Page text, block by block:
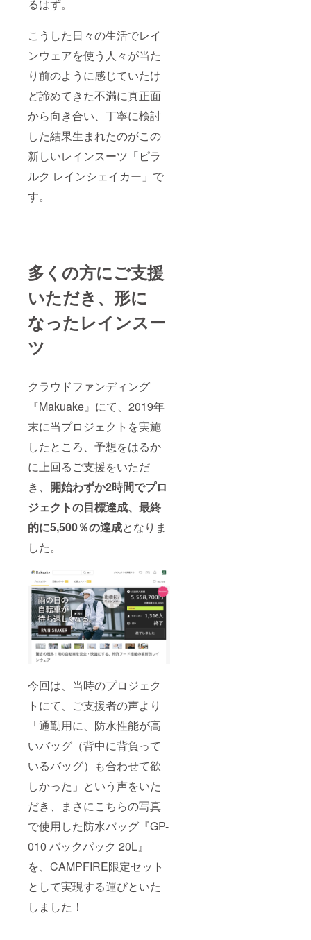
るはず。
こうした日々の生活でレイ
ンウェアを使う人々が当た
り前のように感じていたけ
ど諦めてきた不満に真正面
から向き合い、丁寧に検討
した結果生まれたのがこの
新しいレインスーツ「ピラ
ルク レインシェイカー」で
す。
多くの方にご支援
いただき、形に
なったレインスー
ツ
クラウドファンディング
『Makuake』にて、2019年
末に当プロジェクトを実施
したところ、予想をはるか
に上回るご支援をいただ
き、 開始わずか2時間でプロ
ジェクトの目標達成、最終
的に5,500％の達成となりま
した。
今回は、当時のプロジェク
トにて、ご支援者の声より
「通勤用に、防水性能が高
いバッグ（背中に背負って
いるバッグ）も合わせて欲
しかった」という声をいた
だき、まさにこちらの写真
で使用した防水バッグ『GP-
010 バックパック 20L』
を、CAMPFIRE限定セット
として実現する運びといた
しました！